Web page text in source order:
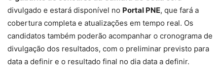
divulgado e estará disponível no Portal PNE, que fará a
cobertura completa e atualizações em tempo real. Os
candidatos também poderão acompanhar o cronograma de
divulgação dos resultados, com o preliminar previsto para
data a definir e o resultado final no dia data a definir.